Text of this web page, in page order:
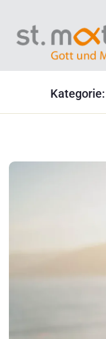
Kategorie: